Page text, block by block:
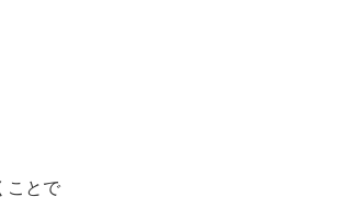
ことで